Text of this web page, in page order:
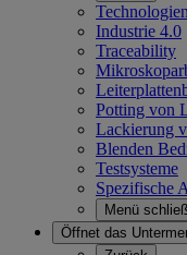
Technologien
Industrie 4.0
Traceability
Potting von
Lackierung
Blenden
Testsysteme
Spezifische
Menü
Öffnet das